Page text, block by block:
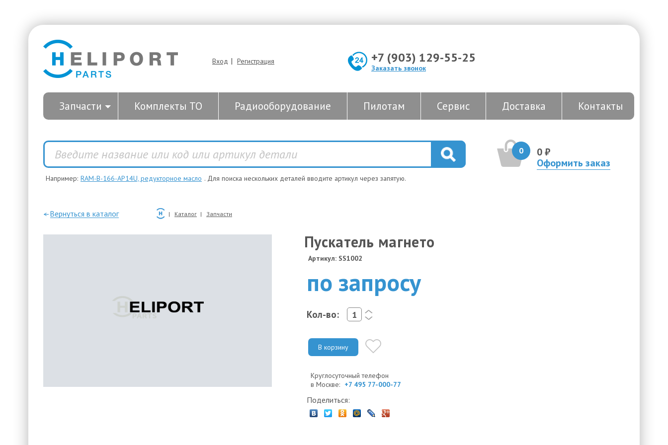
Вход | Регистрация +7 (903) 129-55-25
Заказать звонок
Запчасти Комплекты ТО Радиооборудование Пилотам Сервис Доставка Контакты
0
0 ₽
Оформить заказ
Например: RAM-B-166-AP14U, редукторное масло . Для поиска нескольких деталей вводите артикул через запятую.
—Вернуться в каталог Каталог Запчасти
Пускатель магнето
Артикул: SS1002
по запросу
Кол-во:
<
>
В корзину
Круглосуточный телефон
в Москве: +7 495 77-000-77
Поделиться: